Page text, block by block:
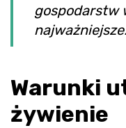
gospodarstw
najważniejsze.
Warunki
żywienie